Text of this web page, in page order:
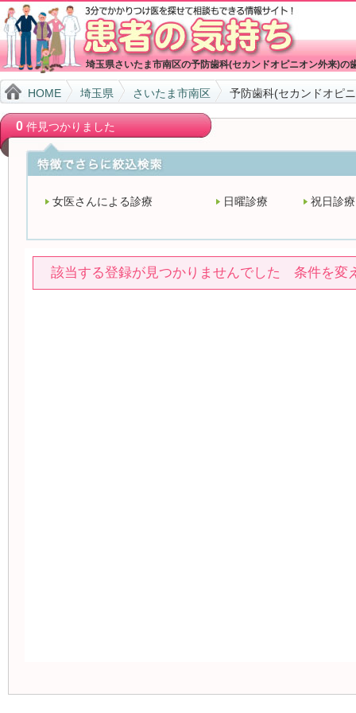
埼玉県さいたま市南区の予防歯科(セカンドオピニオン外来)の
HOME 埼玉県 さいたま市南区 予防歯科(セカンドオピ
0件見つかりました
女医さんによる診療 日曜診療 祝日診療
該当する登録が見つかりませんでした 条件を